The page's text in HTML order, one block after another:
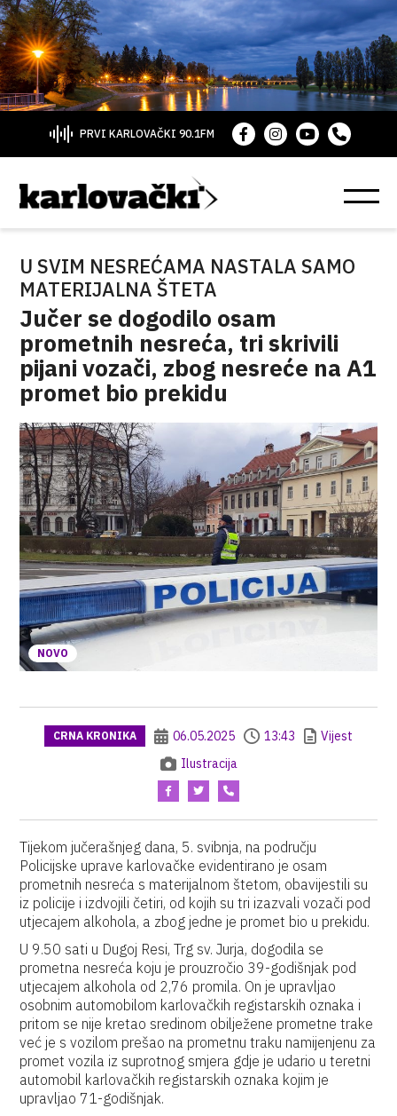
PRVI KARLOVAČKI 90.1FM
U SVIM NESREĆAMA NASTALA SAMO
MATERIJALNA ŠTETA
Jučer se dogodilo osam
prometnih nesreća, tri skrivili
pijani vozači, zbog nesreće na A1
promet bio prekidu
NOVO
CRNA KRONIKA 06.05.2025 13:43
Vijest
Ilustracija
Tijekom jučerašnjeg dana, 5. svibnja, na području
Policijske uprave karlovačke evidentirano je osam
prometnih nesreća s materijalnom štetom, obavijestili su
iz policije i izdvojili četiri, od kojih su tri izazvali vozači pod
utjecajem alkohola, a zbog jedne je promet bio u prekidu.
U 9.50 sati u Dugoj Resi, Trg sv. Jurja, dogodila se
prometna nesreća koju je prouzročio 39-godišnjak pod
utjecajem alkohola od 2,76 promila. On je upravljao
osobnim automobilom karlovačkih registarskih oznaka i
pritom se nije kretao sredinom obilježene prometne trake
već je s vozilom prešao na prometnu traku namijenjenu za
promet vozila iz suprotnog smjera gdje je udario u teretni
automobil karlovačkih registarskih oznaka kojim je
upravljao 71-godišnjak.